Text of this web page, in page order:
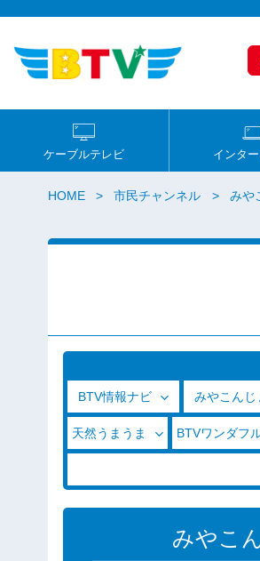
ケーブルテレビ インタ
HOME 市民チャンネル みや
BTV情報ナビ みやこんじ
天然うまうま BTVワンダフ
みやこ